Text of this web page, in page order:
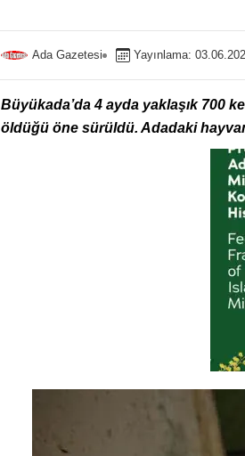
Ada Gazetesi Yayınlama:
Büyükada’da 4 ayda yaklaşık 700
öldüğü öne sürüldü. Adadaki